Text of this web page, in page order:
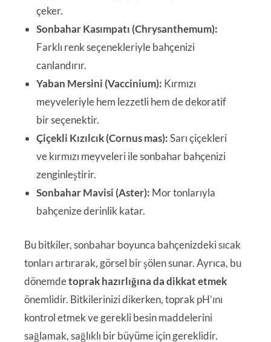
çeker.
Sonbahar Kasımpatı (Chrysanthemum):
Farklı renk seçenekleriyle bahçenizi
canlandırır.
Yaban Mersini (Vaccinium): Kırmızı
meyveleriyle hem lezzetli hem de dekoratif
bir seçenektir.
Çiçekli Kızılcık (Cornus mas):Sarı çiçekleri
ve kırmızı meyveleri ile sonbahar bahçenizi
zenginleştirir.
Sonbahar Mavisi (Aster): Mor tonlarıyla
bahçenize derinlik katar.
Bu bitkiler, sonbahar boyunca bahçenizdeki sıcak
tonları artırarak, görsel bir şölen sunar. Ayrıca, bu
dönemdetoprak hazırlığına da dikkat etmek
önemlidir. Bitkilerinizi dikerken, toprak pH’ını
kontrol etmek ve gerekli besin maddelerini
sağlamak, sağlıklı bir büyüme için gereklidir.